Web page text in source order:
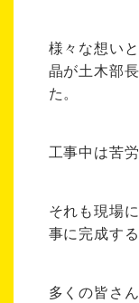
様々な想い
晶が土木部
た。
工事中は苦
それも現場
事に完成す
多くの皆さ